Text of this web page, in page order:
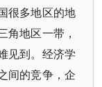
很多地区的地
角地区一带，
见到。经济学
间的竞争，企